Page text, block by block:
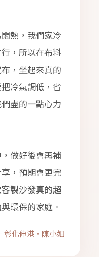
熱，我們家冷
，所以在布料
，坐起來真的
冷氣調低，省
盡的一點心力
做好後會再補
，預期會更完
製沙發真的超
環保的家庭。
彰化伸港・陳小姐